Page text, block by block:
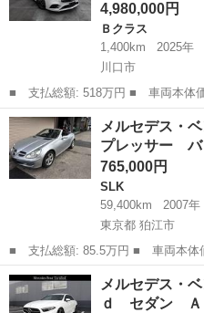
4,980,000円
Ｂクラス
1,400km
2025年
川口市
■ 支払総額: 518万円 ■ 車両本体価格： 4,980,000 円 ■ メーカー
名： メルセデス・ベンツ ■ 車
名： Ｂ２００ｄ ＡＭＧライン
インパッケージ...
埼玉 川口市 Ｂクラス
メルセデス・
プレッサー
765,000円
SLK
59,400km
2007年
東京都 狛江市
■ 支払総額: 85.5万円 ■ 車両本体価格： 765,000 円 ■ メーカー
名： メルセデス・ベンツ ■ 車
ＳＬＫ２００コンプレッサー バ
ヒーター エ...
東京 狛江市
メルセデス・
ｄ セダン Ａ